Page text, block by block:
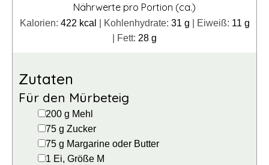
Nährwerte pro Portion (ca.)
Kalorien: 422 kcal Kohlenhydrate: 31 g Eiweiß: 11 g
Fett: 28 g
Zutaten
Für den Mürbeteig
▢
200 g Mehl
▢
75 g Zucker
▢
75 g Margarine oder Butter
▢1 Ei, Größe M